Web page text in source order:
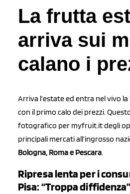
La frutta
arriva sui
calano i
Arriva l’estate ed entra nel vivo la
con il primo calo dei prezzi.
fotografico per myfruit.it degli
principali mercati all’ingrosso
Bologna, Roma e Pescara.
Ripresa lenta per i
Pisa: “Troppa diffidenza”